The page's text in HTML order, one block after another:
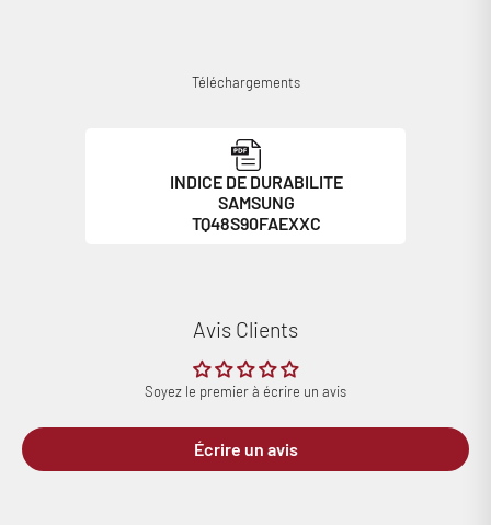
Téléchargements
INDICE DE DURABILITE
SAMSUNG
TQ48S90FAEXXC
Avis Clients
Soyez le premier à écrire un avis
Écrire un avis